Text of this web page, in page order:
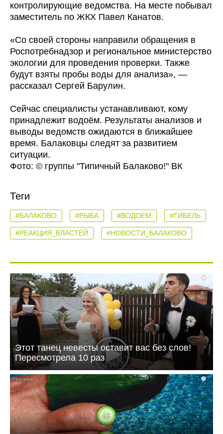
контролирующие ведомства. На месте побывал
заместитель по ЖКХ Павел Канатов.
«Со своей стороны направили обращения в
Роспотребнадзор и региональное министерство
экологии для проведения проверки. Также
будут взяты пробы воды для анализа», —
рассказал Сергей Барулин.
Сейчас специалисты устанавливают, кому
принадлежит водоём. Результаты анализов и
выводы ведомств ожидаются в ближайшее
время. Балаковцы следят за развитием
ситуации.
Фото: © группы "Типичный Балаково!" ВК
Теги
#БАЛАКОВО #РЫБА #ВОДОЕМ #ГИБЕЛЬ
#РЕАКЦИЯ_ВЛАСТЕЙ #НОВОСТИ_БАЛАКОВО
i
Этот танец невесты оставит вас без слов!
Пересмотрела 10 раз
i